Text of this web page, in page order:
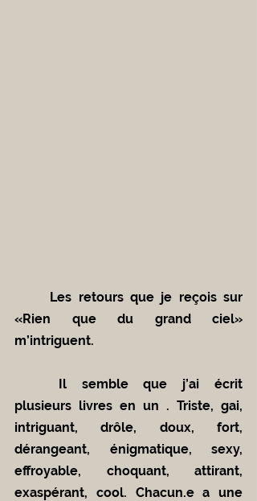
«Rien que du grand ciel»
m’intriguent.
plusieurs livres en un . Triste, gai,
intriguant, drôle, doux, fort,
dérangeant, énigmatique, sexy,
effroyable, choquant, attirant,
exaspérant, cool. Chacun.e a une